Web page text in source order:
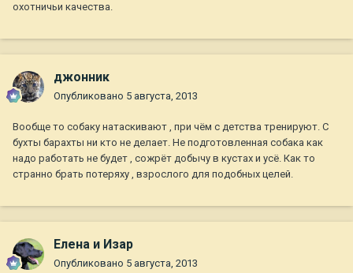
охотничьи качества.
джонник
Опубликовано 5 августа, 2013
Вообще то собаку натаскивают , при чём с детства тренируют. С
бухты барахты ни кто не делает. Не подготовленная собака как
надо работать не будет , сожрёт добычу в кустах и усё. Как то
странно брать потеряху , взрослого для подобных целей.
Елена и Изар
Опубликовано 5 августа, 2013